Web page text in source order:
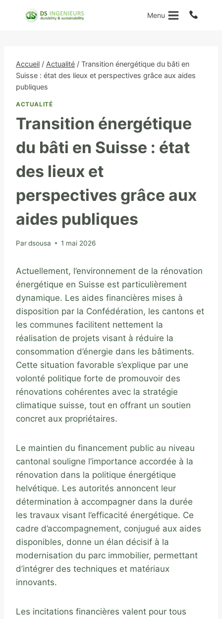
Menu
Accueil / Actualité / Transition énergétique du bâti en
Suisse : état des lieux et perspectives grâce aux aides
publiques
ACTUALITÉ
Transition énergétique
du bâti en Suisse : état
des lieux et
perspectives grâce aux
aides publiques
Pardsousa 1 mai 2026
Actuellement, l’environnement de la rénovation
énergétique en Suisse est particulièrement
dynamique. Les aides financières mises à
disposition par la Confédération, les cantons et
les communes facilitent nettement la
réalisation de projets visant à réduire la
consommation d’énergie dans les bâtiments.
Cette situation favorable s’explique par une
volonté politique forte de promouvoir des
rénovations cohérentes avec la stratégie
climatique suisse, tout en offrant un soutien
concret aux propriétaires.
Le maintien du financement public au niveau
cantonal souligne l’importance accordée à la
rénovation dans la politique énergétique
helvétique. Les autorités annoncent leur
détermination à accompagner dans la durée
les travaux visant l’efficacité énergétique. Ce
cadre d’accompagnement, conjugué aux aides
disponibles, donne un élan décisif à la
modernisation du parc immobilier, permettant
d’intégrer des techniques et matériaux
innovants.
Les incitations financières valent pour tous